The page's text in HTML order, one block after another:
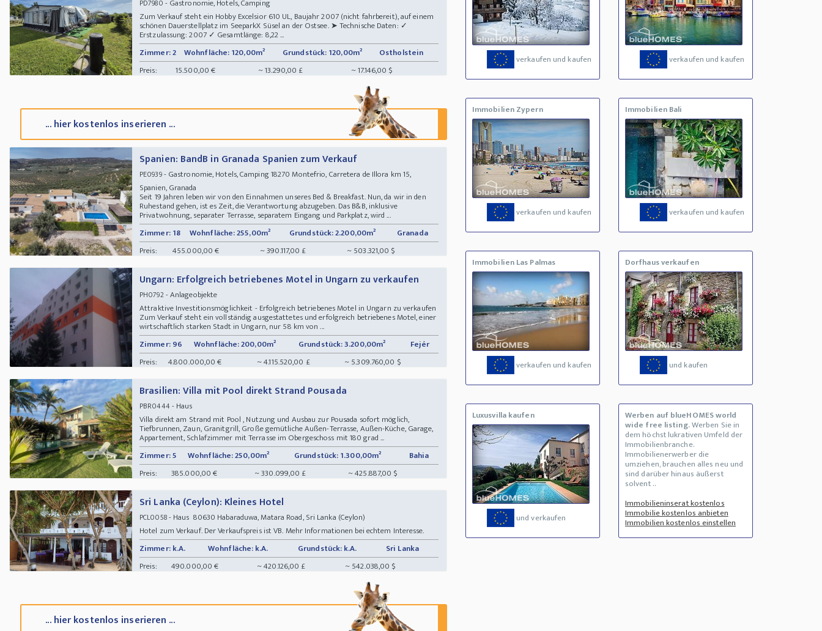
PD7980 - Gastronomie, Hotels, Camping
Zum Verkauf steht ein Hobby Excelsior 610 UL, Baujahr 2007 (nicht fahrbereit), auf einem
schönen Dauerstellplatz im SeeparkX Süsel an der Ostsee. ➤ Technische Daten: ✓
Erstzulassung: 2007 ✓ Gesamtlänge: 8,22 ...
Zimmer: 2 Wohnfläche: 120,00m² Grundstück: 120,00m²
Ostholstein
Preis:
15.500,00 € ~ 13.290,00 £ ~ 17.146,00 $
... hier kostenlos inserieren ...
Spanien: BandB in Granada Spanien zum Verkauf
PE0939- Gastronomie, Hotels, Camping 18270 Montefrio, Carretera de Illora km 15,
Spanien, Granada
Seit 19 Jahren leben wir von den Einnahmen unseres Bed & Breakfast. Nun, da wir in den
Ruhestand gehen, ist es Zeit, die Verantwortung abzugeben. Das B&B, inklusive
Privatwohnung, separater Terrasse, separatem Eingang und Parkplatz, wird ...
Zimmer: 18
Wohnfläche: 255,00m² Grundstück: 2.200,00m²
Granada
Preis:
455.000,00 € ~ 390.117,00 £ ~ 503.321,00 $
Ungarn: Erfolgreich betriebenes Motel in Ungarn zu verkaufen
PH0792- Anlageobjekte
Attraktive Investitionsmöglichkeit - Erfolgreich betriebenes Motel in Ungarn zu verkaufen
Zum Verkauf steht ein vollständig ausgestattetes und erfolgreich betriebenes Motel, einer
wirtschaftlich starken Stadt in Ungarn, nur 58 km von ...
Zimmer: 96
Wohnfläche: 200,00m² Grundstück: 3.200,00m²
Fejér
Preis:
4.800.000,00 € ~ 4.115.520,00 £ ~ 5.309.760,00 $
Brasilien: Villa mit Pool direkt Strand Pousada
PBR0444- Haus
Villa direkt am Strand mit Pool , Nutzung und Ausbau zur Pousada sofort möglich,
Tiefbrunnen, Zaun, Granitgrill, Große gemütliche Außen-Terrasse, Außen-Küche, Garage,
Appartement, Schlafzimmer mit Terrasse im Obergeschoss mit 180 grad ...
Zimmer: 5
Wohnfläche: 250,00m² Grundstück: 1.300,00m²
Bahia
Preis:
385.000,00 € ~ 330.099,00 £ ~ 425.887,00 $
Sri Lanka (Ceylon): Kleines Hotel
PCL0058- Haus 80630 Habaraduwa, Matara Road, Sri Lanka (Ceylon)
Hotel zum Verkauf. Der Verkaufspreis ist VB. Mehr Informationen bei echtem Interesse.
Zimmer: k.A.
Wohnfläche: k.A. Grundstück: k.A.
Sri Lanka
Preis:
490.000,00 € ~ 420.126,00 £ ~ 542.038,00 $
... hier kostenlos inserieren ...
verkaufen und kaufen verkaufen und kaufen
Immobilien Zypern
verkaufen und kaufen
Immobilien Bali
verkaufen und kaufen
Immobilien Las Palmas
verkaufen und kaufen
Dorfhaus verkaufen
und kaufen
Luxusvilla kaufen
und verkaufen
Werben auf blueHOMES world
wide free listing.Werben Sie in
dem höchst lukrativen Umfeld der
Immobilienbranche.
Immobilienerwerber die
umziehen, brauchen alles neu und
sind darüber hinaus äußerst
solvent ..
Immobilieninserat kostenlos
Immobilie kostenlos anbieten
Immobilien kostenlos einstellen